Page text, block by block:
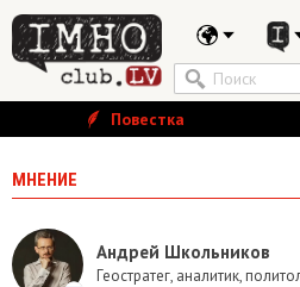
Повестка
МНЕНИЕ
Андрей Школьников
Геостратег, аналитик,